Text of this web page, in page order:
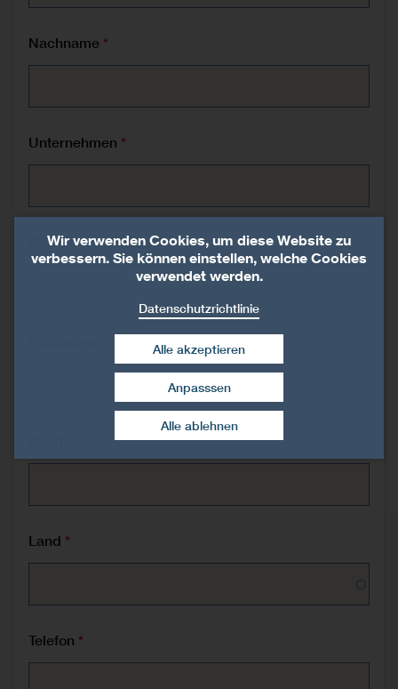
Nachname
Unternehmen
Strasse und Hausnr.
Land
Telefon
Wir verwenden Cookies, um diese Website zu
verbessern. Sie können einstellen, welche Cookies
verwendet werden.
Datenschutzrichtlinie
Alle ablehnen
Alle akzeptieren
Zustimmung widerrufen
Anpasssen